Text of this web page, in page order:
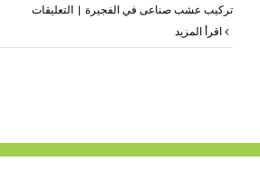
تركيب عشب صناعى في الفجيرة | التعليقاتعلى
عشب
صناعي